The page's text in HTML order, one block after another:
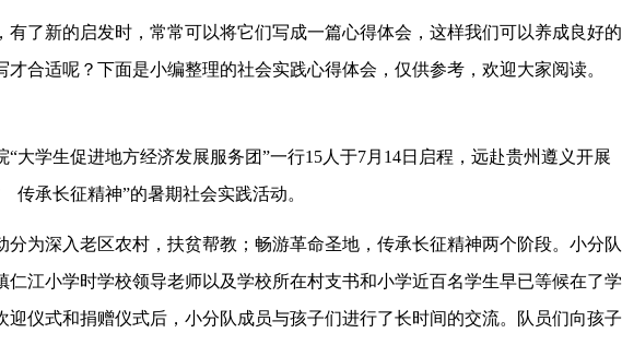
有了新的启发时，常常可以将它们写成一篇心得体会，这样我们可以养成良好的
才合适呢？下面是小编整理的社会实践心得体会，仅供参考，欢迎大家阅读。
“大学生促进地方经济发展服务团”一行15人于7月14日启程，远赴贵州遵义开展
传承长征精神”的暑期社会实践活动。
分为深入老区农村，扶贫帮教；畅游革命圣地，传承长征精神两个阶段。小分队
仁江小学时学校领导老师以及学校所在村支书和小学近百名学生早已等候在了学
迎仪式和捐赠仪式后，小分队成员与孩子们进行了长时间的交流。队员们向孩子